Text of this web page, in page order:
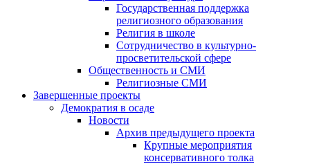
Государственная поддержка
религиозного образования
Религия в школе
Сотрудничество в культурно-
просветительской сфере
Общественность и СМИ
Религиозные СМИ
Завершенные проекты
Демократия в осаде
Новости
Архив предыдущего проекта
Крупные мероприятия
консервативного толка